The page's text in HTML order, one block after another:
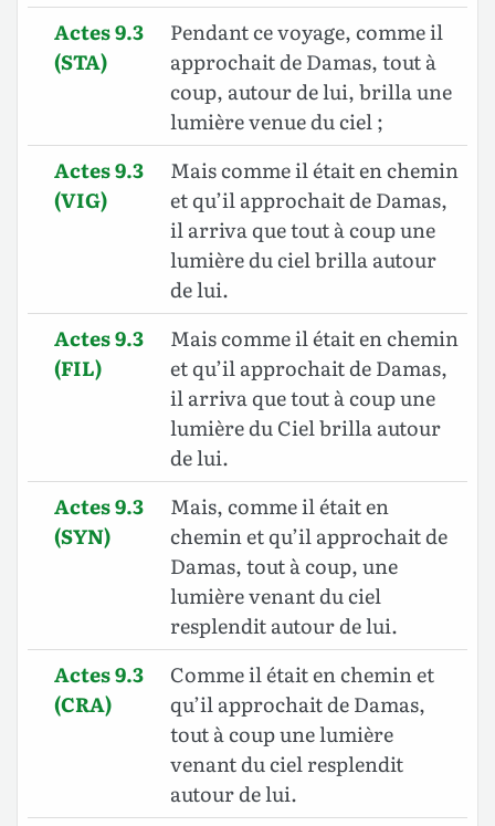
Actes 9.3
(STA)
Pendant ce voyage, comme il
approchait de Damas, tout à
coup, autour de lui, brilla une
lumière venue du ciel ;
Actes 9.3
(VIG)
Mais comme il était en chemin
et qu’il approchait de Damas,
il arriva que tout à coup une
lumière du ciel brilla autour
de lui.
Actes 9.3
(FIL)
Mais comme il était en chemin
et qu’il approchait de Damas,
il arriva que tout à coup une
lumière du Ciel brilla autour
de lui.
Actes 9.3
(SYN)
Mais, comme il était en
chemin et qu’il approchait de
Damas, tout à coup, une
lumière venant du ciel
resplendit autour de lui.
Actes 9.3
(CRA)
Comme il était en chemin et
qu’il approchait de Damas,
tout à coup une lumière
venant du ciel resplendit
autour de lui.